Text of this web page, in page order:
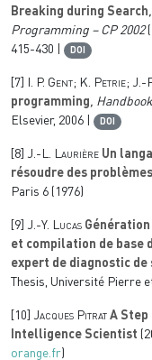
Breaking during Search
Programming – CP 2002
415-430 |
DOI
[7] I. P. Gent; K. Petrie; J.-
programming,
Elsevier, 2006 |
DOI
[8] J.-L. Laurière Un
résoudre des
Paris 6 (1976)
[9] J.-Y. Lucas
et compilation de base
expert de diagnostic de
Thesis, Université Pierre
[10] Jacques Pitrat A
Intelligence Scientist
orange.fr)